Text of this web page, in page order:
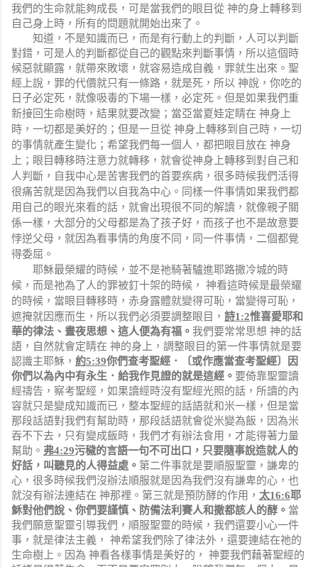
我們的生命就能夠成長，可是當我們的眼目從 神的身上轉移到
自己身上時，所有的問題就開始出來了。
知道，不是知識而已，而是有行動上的判斷，人可以判斷
對錯，可是人的判斷都從自己的觀點來判斷事情，所以這個時
候惡就顯露，就帶來敗壞，就容易造成自義，罪就生出來。聖
經上說，罪的代價就只有一條路，就是死，所以 神說，你吃的
日子必定死，就像吸毒的下場一樣，必定死。但是如果我們重
新接回生命樹時，結果就要改變； 當亞當夏娃定睛在 神身上
時，一切都是美好的；但是一旦從 神身上轉移到自己時，一切
的事情就產生變化；希望我們每一個人，都把眼目放在 神身
上；眼目轉移時注意力就轉移，就會從神身上轉移到對自己和
人判斷，自我中心是苦害我們的首要疾病，很多時候我們活得
很痛苦就是因為我們以自我為中心。同樣一件事情如果我們都
用自己的眼光來看的話，就會出現很不同的解讀，就像親子關
係一樣，大部分的父母都是為了孩子好，而孩子也不是故意要
悖逆父母，就因為看事情的角度不同，同一件事情，二個都覺
得委屈。
耶穌最榮耀的時候，並不是祂騎著驢進耶路撒冷城的時
候，而是祂為了人的罪被釘十架的時候， 神看這時候是最榮耀
的時候， 當眼目轉移時，赤身露體就變得可恥，當變得可恥，
遮掩就因應而生，所以我們必須要調整眼目， 詩1:2惟喜愛耶和
華的律法、晝夜思想、這人便為有福。 我們要常常思想 神的話
語，自然就會定睛在 神的身上，調整眼目的第一件事情就是要
認識主耶穌 ， 約5:39你們查考聖經．〔或作應當查考聖經〕因
你們以為內中有永生．給我作見證的就是這經。 要倚靠聖靈讀
經禱告，察考聖經，如果讀經時沒有聖經光照的話，所讀的內
容就只是變成知識而已，整本聖經的話語就和米一樣，但是當
那段話語對我們有幫助時，那段話語就會從米變為飯，因為米
吞不下去，只有變成飯時，我們才有辦法食用，才能得著力量
幫助。 弗4:29污穢的言語一句不可出口，只要隨事說造就人的
好話，叫聽見的人得益處。 第二件事就是要順服聖靈 ，謙卑的
心，很多時候我們沒辦法順服就是因為我們沒有謙卑的心，也
就沒有辦法連結在 神那裡。 第三就是預防酵的作用 ， 太16:6耶
穌對他們說、你們要謹慎、防備法利賽人和撒都該人的酵。 當
我們願意聖靈引導我們，順服聖靈的時候，我們還要小心一件
事，就是律法主義， 神希望我們除了律法外，還要連結在祂的
生命樹上。因為 神看各樣事情是美好的， 神要我們藉著聖經的